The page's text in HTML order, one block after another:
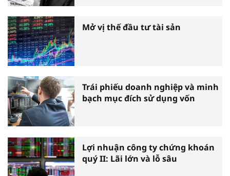
Mở vị thế đầu tư tài sản
Trái phiếu doanh nghiệp và minh
bạch mục đích sử dụng vốn
Lợi nhuận công ty chứng khoán
quý II: Lãi lớn và lỗ sâu